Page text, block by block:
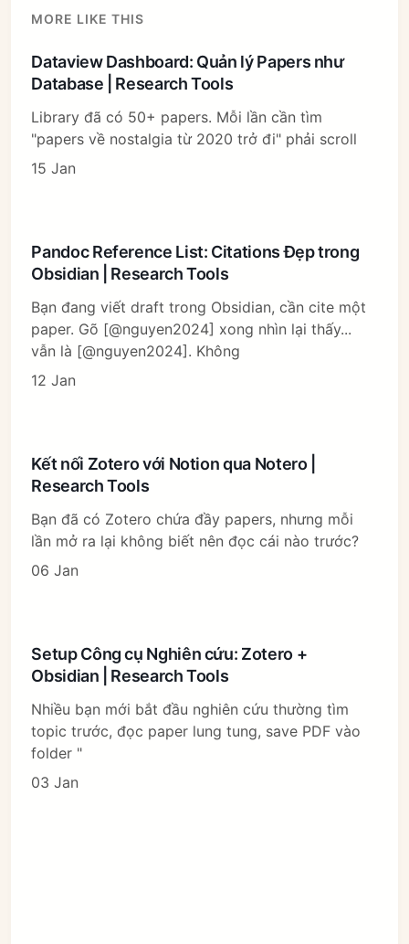
MORE LIKE THIS
Dataview Dashboard: Quản lý Papers như
Database | Research Tools
Library đã có 50+ papers. Mỗi lần cần tìm
"papers về nostalgia từ 2020 trở đi" phải scroll
15 Jan
Pandoc Reference List: Citations Đẹp trong
Obsidian | Research Tools
Bạn đang viết draft trong Obsidian, cần cite một
paper. Gõ [@nguyen2024] xong nhìn lại thấy...
vẫn là [@nguyen2024]. Không
12 Jan
Kết nối Zotero với Notion qua Notero |
Research Tools
Bạn đã có Zotero chứa đầy papers, nhưng mỗi
lần mở ra lại không biết nên đọc cái nào trước?
06 Jan
Setup Công cụ Nghiên cứu: Zotero +
Obsidian | Research Tools
Nhiều bạn mới bắt đầu nghiên cứu thường tìm
topic trước, đọc paper lung tung, save PDF vào
folder "
03 Jan